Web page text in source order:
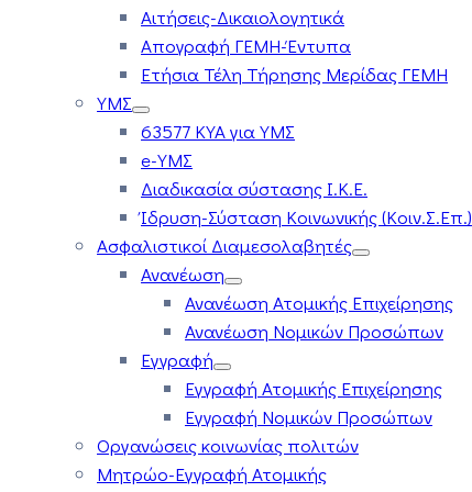
Αιτήσεις-Δικαιολογητικά
Απογραφή ΓΕΜΗ-Έντυπα
Ετήσια Τέλη Τήρησης Μερίδας ΓΕΜΗ
ΥΜΣ
63577 ΚΥΑ για ΥΜΣ
e-ΥΜΣ
Διαδικασία σύστασης Ι.Κ.Ε.
Ίδρυση-Σύσταση Κοινωνικής (Κοιν.Σ.Επ.)
Ασφαλιστικοί Διαμεσολαβητές
Ανανέωση
Ανανέωση Ατομικής Επιχείρησης
Ανανέωση Νομικών Προσώπων
Εγγραφή
Εγγραφή Ατομικής Επιχείρησης
Εγγραφή Νομικών Προσώπων
Οργανώσεις κοινωνίας πολιτών
Μητρώο-Εγγραφή Ατομικής